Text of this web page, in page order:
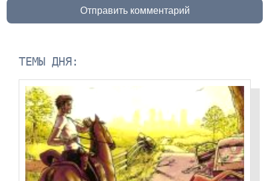
Отправить комментарий
ТЕМЫ ДНЯ: